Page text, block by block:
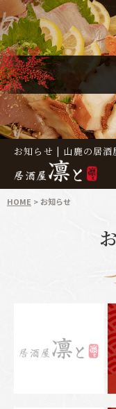
お知らせ | 山鹿の居酒
HOME お知らせ